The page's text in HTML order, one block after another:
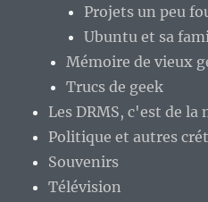
Projets un peu
Ubuntu et sa
Mémoire de vieux
Trucs de geek
Les DRMS, c'est de
Politique et autres
Souvenirs
Télévision